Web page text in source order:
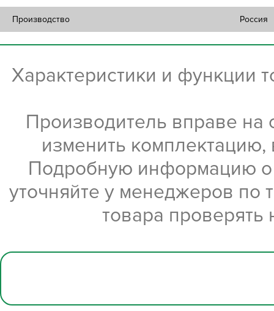
Производство Россия
Характеристики и функции
Производитель вправе на
изменить комплектацию,
Подробную информацию о
уточняйте у менеджеров по
товара